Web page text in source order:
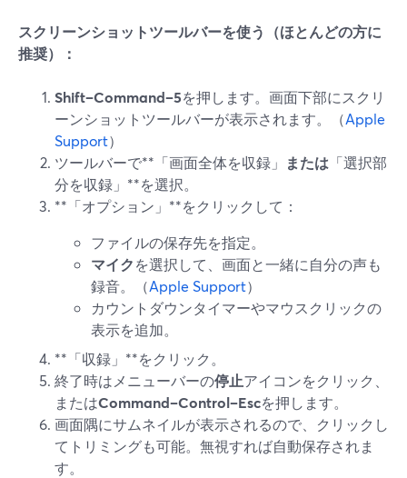
スクリーンショットツールバーを使う（ほとんどの方に
推奨）：
Shift–Command–5を押します。画面下部にスクリ
ーンショットツールバーが表示されます。（Apple
Support）
ツールバーで**「画面全体を収録」 または 「選択部
分を収録」**を選択。
**「オプション」**をクリックして：
ファイルの保存先を指定。
マイクを選択して、画面と一緒に自分の声も
録音。（Apple Support）
カウントダウンタイマーやマウスクリックの
表示を追加。
**「収録」**をクリック。
終了時はメニューバーの停止アイコンをクリック、
またはCommand–Control–Escを押します。
画面隅にサムネイルが表示されるので、クリックし
てトリミングも可能。無視すれば自動保存されま
す。